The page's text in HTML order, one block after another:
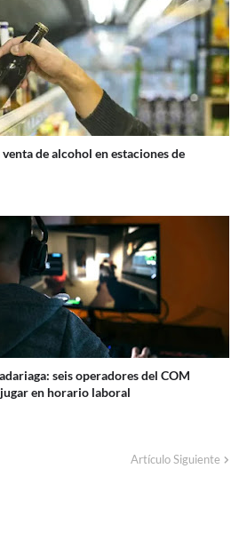
de alcohol en estaciones de
seis operadores del COM
en horario laboral
Artículo Siguiente